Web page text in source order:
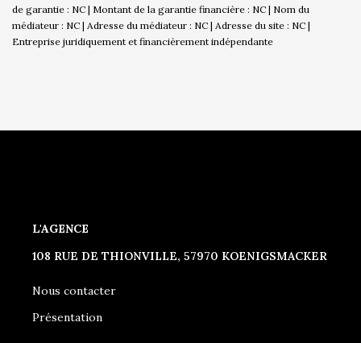
de garantie : NC | Montant de la garantie financière : NC | Nom du
médiateur : NC | Adresse du médiateur : NC | Adresse du site : NC |
Entreprise juridiquement et financièrement indépendante
L'AGENCE
108 RUE DE THIONVILLE, 57970 KOENIGSMACKER
Nous contacter
Présentation